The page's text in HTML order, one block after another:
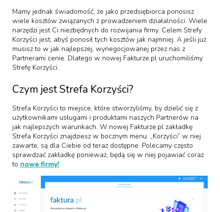
Mamy jednak świadomość, że jako przedsiębiorca ponosisz
wiele kosztów związanych z prowadzeniem działalności. Wiele
narzędzi jest Ci niezbędnych do rozwijania firmy. Celem Strefy
Korzyści jest, abyś ponosił tych kosztów jak najmniej. A jeśli już
musisz to w jak najlepszej, wynegocjowanej przez nas z
Partnerami cenie. Dlatego w nowej Fakturze.pl uruchomiliśmy
Strefę Korzyści.
Czym jest Strefa Korzyści?
Strefa Korzyści to miejsce, które stworzyliśmy, by dzielić się z
użytkownikami usługami i produktami naszych Partnerów na
jak najlepszych warunkach. W nowej Fakturze.pl zakładkę
Strefa Korzyści znajdziesz w bocznym menu. „Korzyści” w niej
zawarte, są dla Ciebie od teraz dostępne. Polecamy często
sprawdzać zakładkę ponieważ, będą się w niej pojawiać coraz
to nowe firmy!